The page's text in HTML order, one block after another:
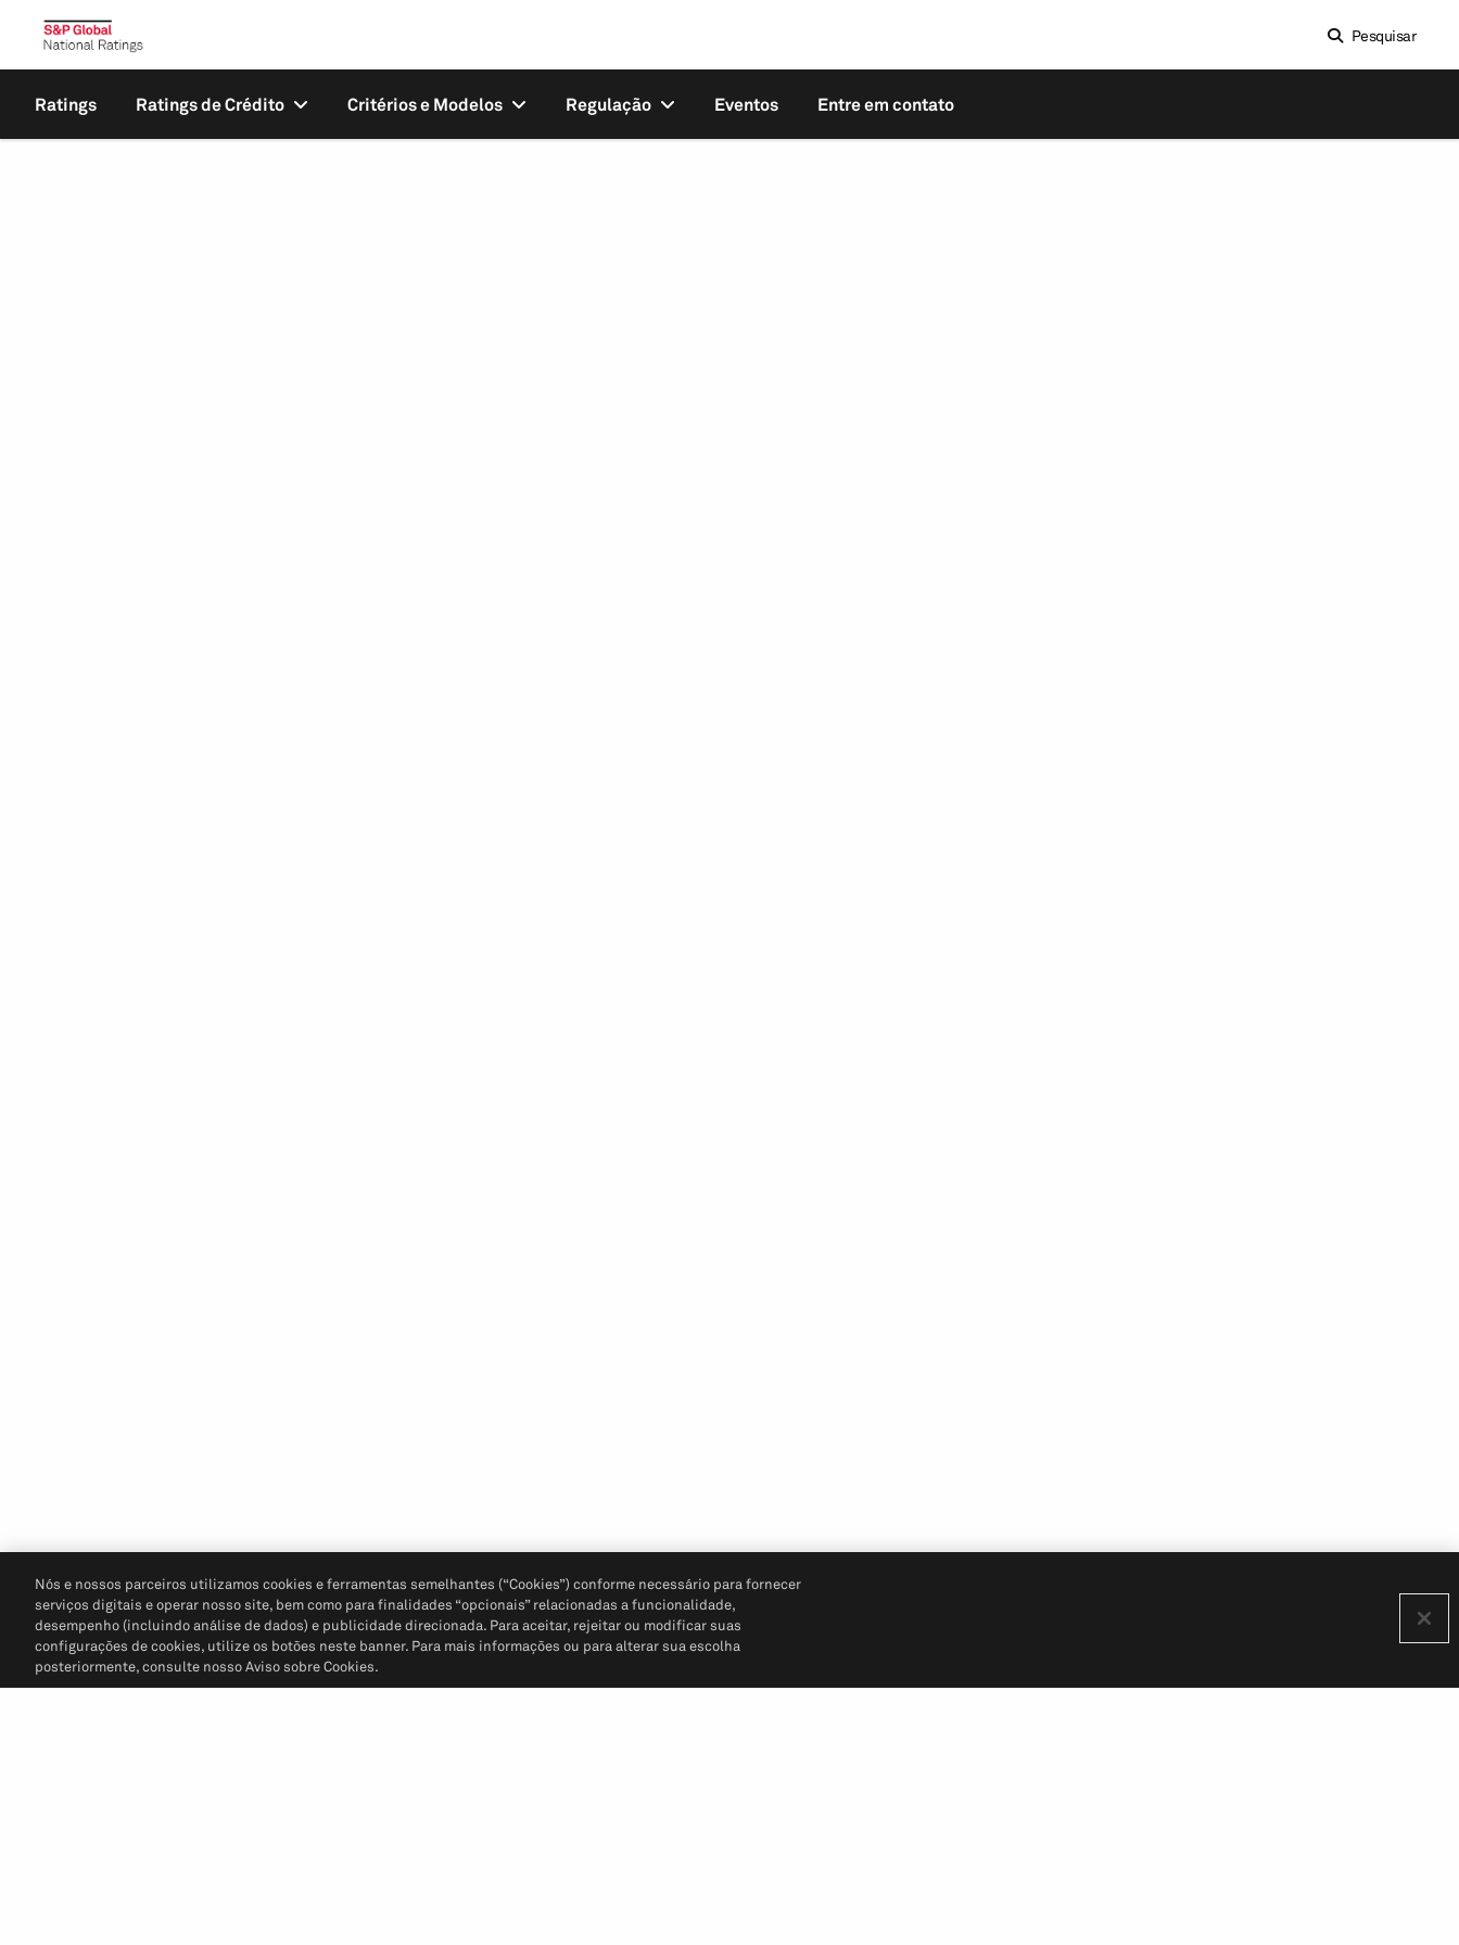
Pesquisar
Ratings Ratings de Crédito Critérios e Modelos Regulação Eventos Entre em contato
Nós e nossos parceiros utilizamos cookies e ferramentas semelhantes (“Cookies”) conforme necessário para fornecer
serviços digitais e operar nosso site, bem como para finalidades “opcionais” relacionadas a funcionalidade,
desempenho (incluindo análise de dados) e publicidade direcionada. Para aceitar, rejeitar ou modificar suas
configurações de cookies, utilize os botões neste banner. Para mais informações ou para alterar sua escolha
posteriormente, consulte nosso Aviso sobre Cookies.